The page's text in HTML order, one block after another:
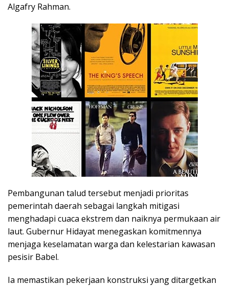
Algafry Rahman.
Pembangunan talud tersebut menjadi prioritas
pemerintah daerah sebagai langkah mitigasi
menghadapi cuaca ekstrem dan naiknya permukaan air
laut. Gubernur Hidayat menegaskan komitmennya
menjaga keselamatan warga dan kelestarian kawasan
pesisir Babel.
Ia memastikan pekerjaan konstruksi yang ditargetkan